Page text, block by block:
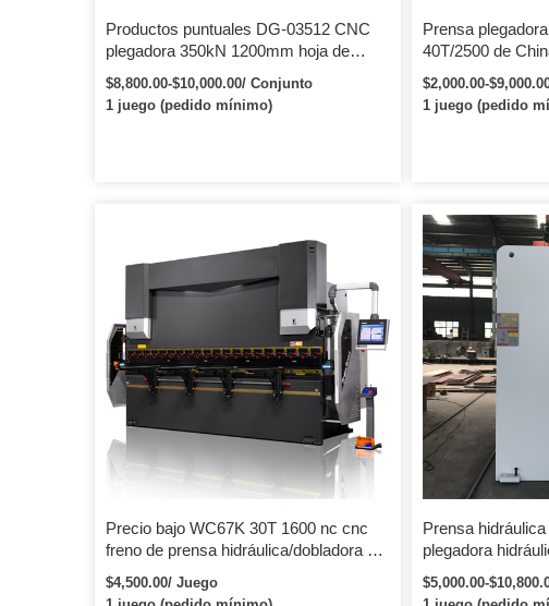
Productos puntuales DG-03512 CNC
plegadora 350kN 1200mm hoja de
metal placa de acero inoxidable
dobladora electrohidráulica
$8,800.00-$10,000.00/ Conjunto
1 juego (pedido mínimo)
Prensa
40T/2500 de
chapa, plegadora
1600mm,
inoxidable de
$2,000.00-
1 juego (pedido
Precio bajo WC67K 30T 1600 nc cnc
freno de prensa hidráulica/dobladora de
placa de acero
$4,500.00/ Juego
Prensa
plegadora
ejes
$5,000.00-